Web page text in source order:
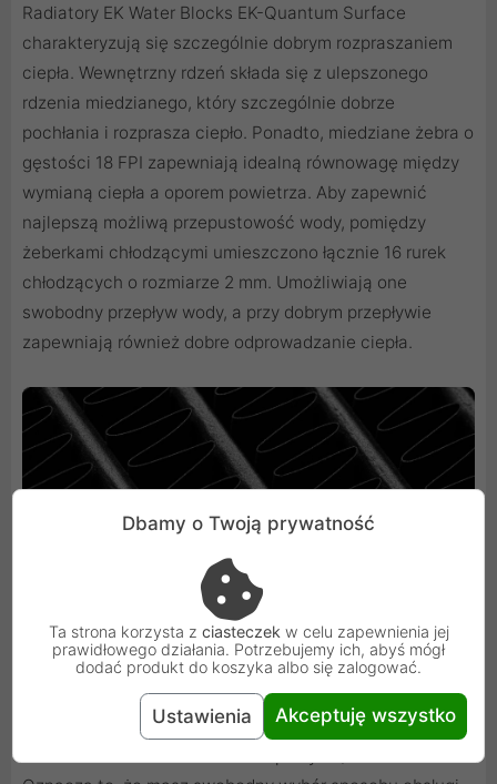
Radiatory EK Water Blocks EK-Quantum Surface
charakteryzują się szczególnie dobrym rozpraszaniem
ciepła. Wewnętrzny rdzeń składa się z ulepszonego
rdzenia miedzianego, który szczególnie dobrze
pochłania i rozprasza ciepło. Ponadto, miedziane żebra o
gęstości 18 FPI zapewniają idealną równowagę między
wymianą ciepła a oporem powietrza. Aby zapewnić
najlepszą możliwą przepustowość wody, pomiędzy
żeberkami chłodzącymi umieszczono łącznie 16 rurek
chłodzących o rozmiarze 2 mm. Umożliwiają one
swobodny przepływ wody, a przy dobrym przepływie
zapewniają również dobre odprowadzanie ciepła.
Swobodny wybór dzięki wieloportowemu
Dbamy o Twoją prywatność
Ta strona korzysta z ciasteczek w celu zapewnienia jej
prawidłowego działania. Potrzebujemy ich, abyś mógł
dodać produkt do koszyka albo się zalogować.
Ustawienia Akceptuję wszystko